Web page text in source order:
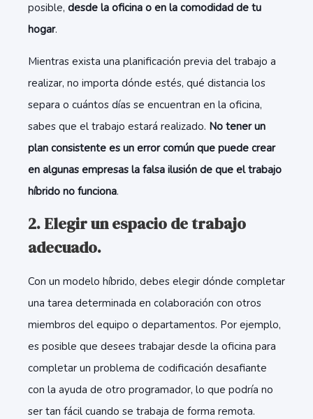
posible, desde la oficina o en la comodidad de tu
hogar.
Mientras exista una planificación previa del trabajo a
realizar, no importa dónde estés, qué distancia los
separa o cuántos días se encuentran en la oficina,
sabes que el trabajo estará realizado. No tener un
plan consistente es un error común que puede crear
en algunas empresas la falsa ilusión de que el trabajo
híbrido no funciona.
2. Elegir un espacio de trabajo
adecuado.
Con un modelo híbrido, debes elegir dónde completar
una tarea determinada en colaboración con otros
miembros del equipo o departamentos. Por ejemplo,
es posible que desees trabajar desde la oficina para
completar un problema de codificación desafiante
con la ayuda de otro programador, lo que podría no
ser tan fácil cuando se trabaja de forma remota.